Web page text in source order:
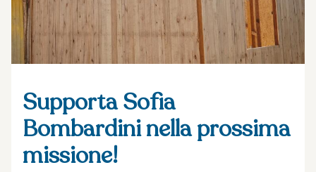
Supporta Sofia
Bombardini nella prossima
missione!